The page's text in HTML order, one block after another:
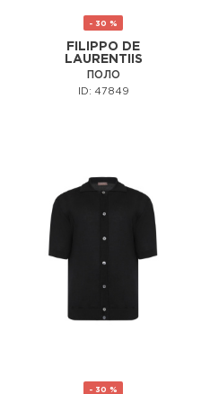
- 30 %
FILIPPO DE
LAURENTIIS
ПОЛО
ID: 47849
- 30 %